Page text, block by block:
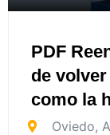
PDF
de
como la
Oviedo,